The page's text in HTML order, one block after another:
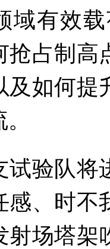
域有效
抢占制高
及如何提
队将进
感、时不
射场塔架